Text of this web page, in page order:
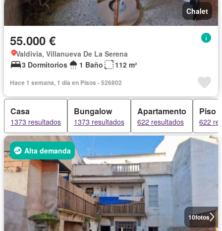
Chalet
55.000 €
Valdivia, Villanueva De La Serena
3 Dormitorios
1 Baño 112 m²
Hace 1 semana, 1 día en Pisos - 526802
Casa
1373 resultados
Bungalow
1373 resultados
Apartamento
622 resultados
Piso
622
10fotos
Alta demanda